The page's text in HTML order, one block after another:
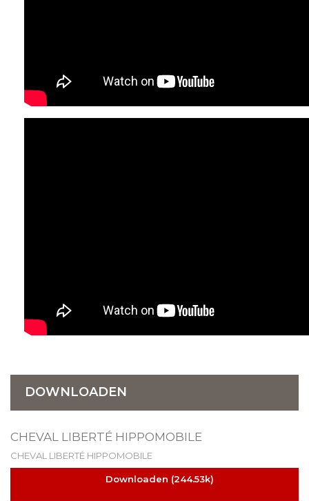
DOWNLOADEN
CHEVAL LIBERTÉ HIPPOMOBILE
CHEVAL LIBERTÉ HIPPOMOBILE
Downloaden (244.53k)